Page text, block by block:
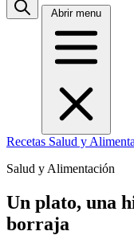
Abrir menu
Recetas Salud y
Salud y Alimentación
Un plato, una
borraja